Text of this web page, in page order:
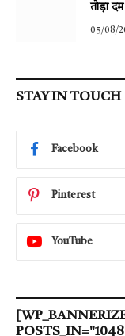
तोड़ा दम
05/08/
STAY IN TOUCH
Facebook
Pinterest
YouTube